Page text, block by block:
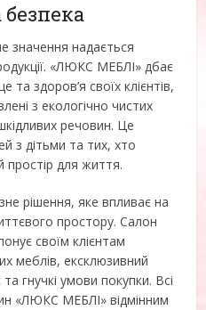
безпека
значення надається
«ЛЮКС МЕБЛІ» дбає
здоров’я своїх клієнтів,
з екологічно чистих
речовин. Це
з дітьми та тих, хто
простір для життя.
рішення, яке впливає на
простору. Салон
своїм клієнтам
меблів, ексклюзивний
гнучкі умови покупки. Всі
«ЛЮКС МЕБЛІ» відмінним